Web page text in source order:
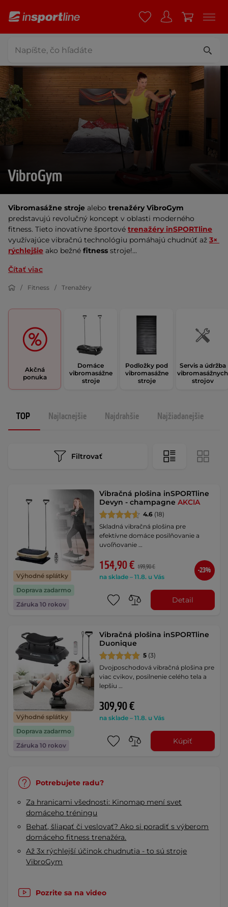
VibroGym
Vibromasážne stroje alebo trenažéry VibroGym
predstavujú revolučný koncept v oblasti moderného
fitness. Tieto inovatívne športové trenažéry inSPORTline
využívajúce vibračnú technológiu pomáhajú chudnúť až 3×
rýchlejšie ako bežné fitness stroje!...
Čítať viac
Fitness Trenažéry
Akčná
ponuka
Domáce
vibromasážne
stroje
Podložky pod
vibromasážne
stroje
Servis a údržba
vibromasážnych
strojov
TOP Najlacnejšie Najdrahšie Najžiadanejšie
Filtrovať
Výhodné splátky
Doprava zadarmo
Záruka 10 rokov
Vibračná plošina inSPORTline
Devyn - champagneAKCIA
4.6 (18)
Skladná vibračná plošina pre
efektívne domáce posilňovanie a
uvoľňovanie …
154,90 € 199,90 €
na sklade – 11.8. u Vás
-23%
Detail
Výhodné splátky
Doprava zadarmo
Záruka 10 rokov
Vibračná plošina inSPORTline
Duonique
5 (3)
Dvojposchodová vibračná plošina pre
viac cvikov, posilnenie celého tela a
lepšiu …
309,90 €
na sklade – 11.8. u Vás
Kúpiť
Potrebujete radu?
Za hranicami všednosti: Kinomap mení svet
domáceho tréningu
Behať, šliapať či veslovať? Ako si poradiť s výberom
domáceho fitness trenažéra.
Až 3x rýchlejší účinok chudnutia - to sú stroje
VibroGym
Pozrite sa na video